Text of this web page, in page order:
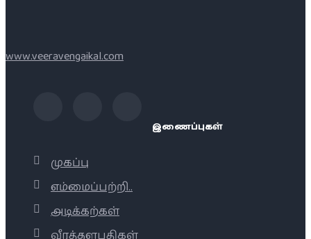
www.veeravengaikal.com
இணைப்புகள்
முகப்பு
எம்மைப்பற்றி..
அடிக்கற்கள்